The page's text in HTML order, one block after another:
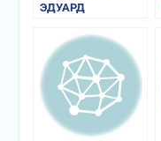
ЭДУАРД